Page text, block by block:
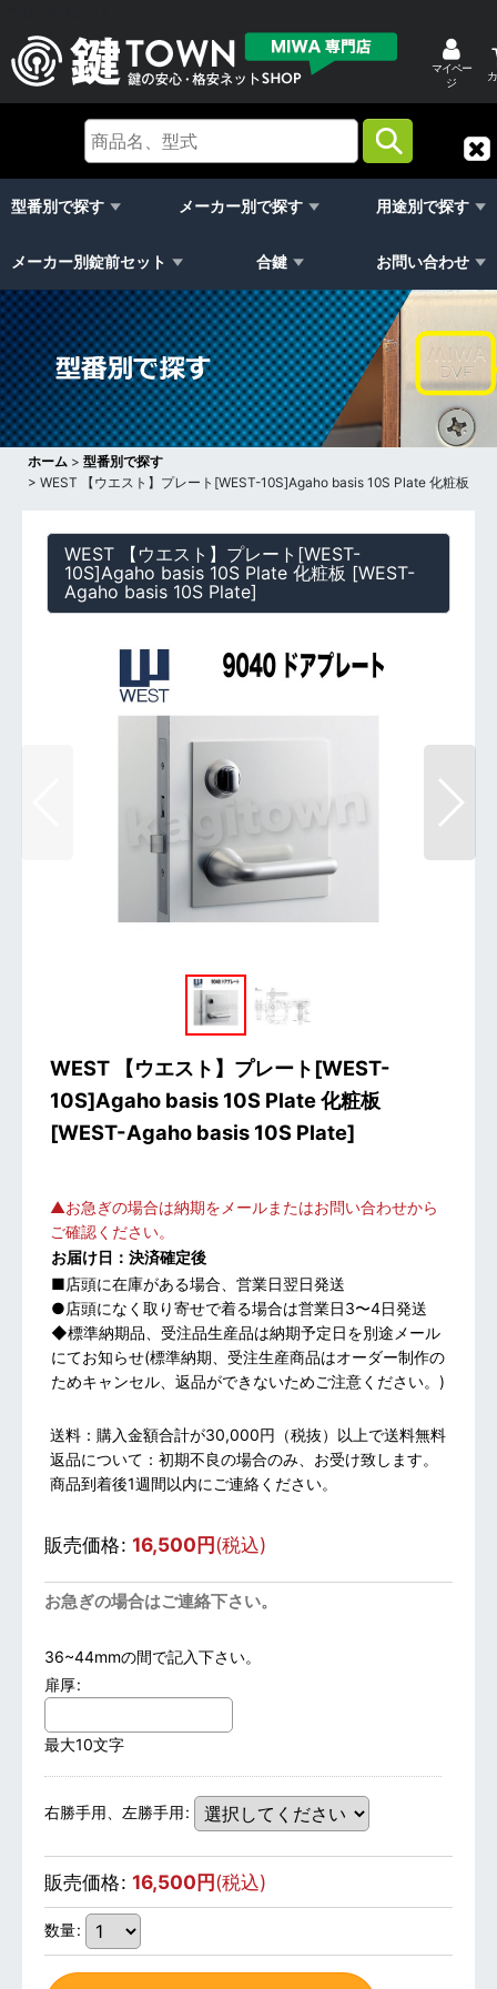
マイペー
ジ
型番別で探す メーカー別で探す 用途別で探す
メーカー別錠前セット 合鍵 お問い合わせ
ホーム > 型番別で探す
> WEST 【ウエスト】プレート[WEST-10S]Agaho basis 10S Plate 化粧板
WEST 【ウエスト】プレート[WEST-
10S]Agaho basis 10S Plate 化粧板 [WEST-
Agaho basis 10S Plate]
WEST 【ウエスト】プレート[WEST-
10S]Agaho basis 10S Plate 化粧板
[WEST-Agaho basis 10S Plate]
▲お急ぎの場合は納期をメールまたはお問い合わせから
ご確認ください。
お届け日：決済確定後
■店頭に在庫がある場合、営業日翌日発送
●店頭になく取り寄せで着る場合は営業日3〜4日発送
◆標準納期品、受注品生産品は納期予定日を別途メール
にてお知らせ(標準納期、受注生産商品はオーダー制作の
ためキャンセル、返品ができないためご注意ください。)
送料：購入金額合計が30,000円（税抜）以上で送料無料
返品について：初期不良の場合のみ、お受け致します。
商品到着後1週間以内にご連絡ください。
販売価格: 16,500円(税込)
お急ぎの場合はご連絡下さい。
36~44mmの間で記入下さい。
扉厚:
最大10文字
右勝手用、左勝手用:
販売価格: 16,500円(税込)
数量: